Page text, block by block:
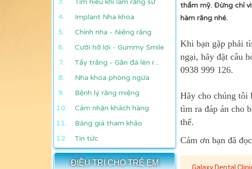
Implant Nha khoa
Chỉnh nha - Niềng răng
Cười hở lợi - Gummy Smile
Tẩy trắng - Gắn đá lên r...
Nha khoa phòng ngừa
Bệnh lý răng miệng
Cảm nhận khách hàng
Bảng giá tham khảo
Tin tức
ĐIỀU TRỊ CHO TRẺ EM
thẩm mỹ. Đừng chỉ
hàm răng nhé.
Khi bạn gặp phải
ngại, hãy đặt câu
0938 999 126.
Hãy cho chúng tôi
tìm ra đáp án cho
thể.
Cảm ơn bạn đã
Galaxy Dental